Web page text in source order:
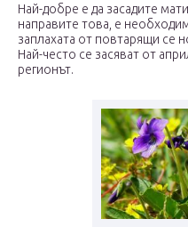
Най-добре е да засадите
направите това, е
заплахата от повтарящи се
Най-често се засяват от
регионът.